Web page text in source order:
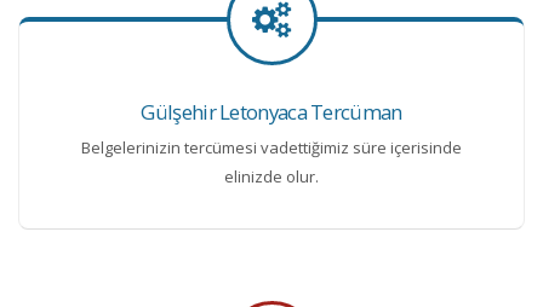
Gülşehir Letonyaca Tercüman
Belgelerinizin tercümesi vadettiğimiz süre içerisinde
elinizde olur.